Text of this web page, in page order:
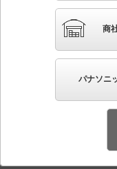
467件 商
パナソニ